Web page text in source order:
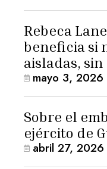
Rebeca
beneficia si
aisladas,
para la
mayo 3, 2026
Sobre el
ejército de
abril 27, 2026